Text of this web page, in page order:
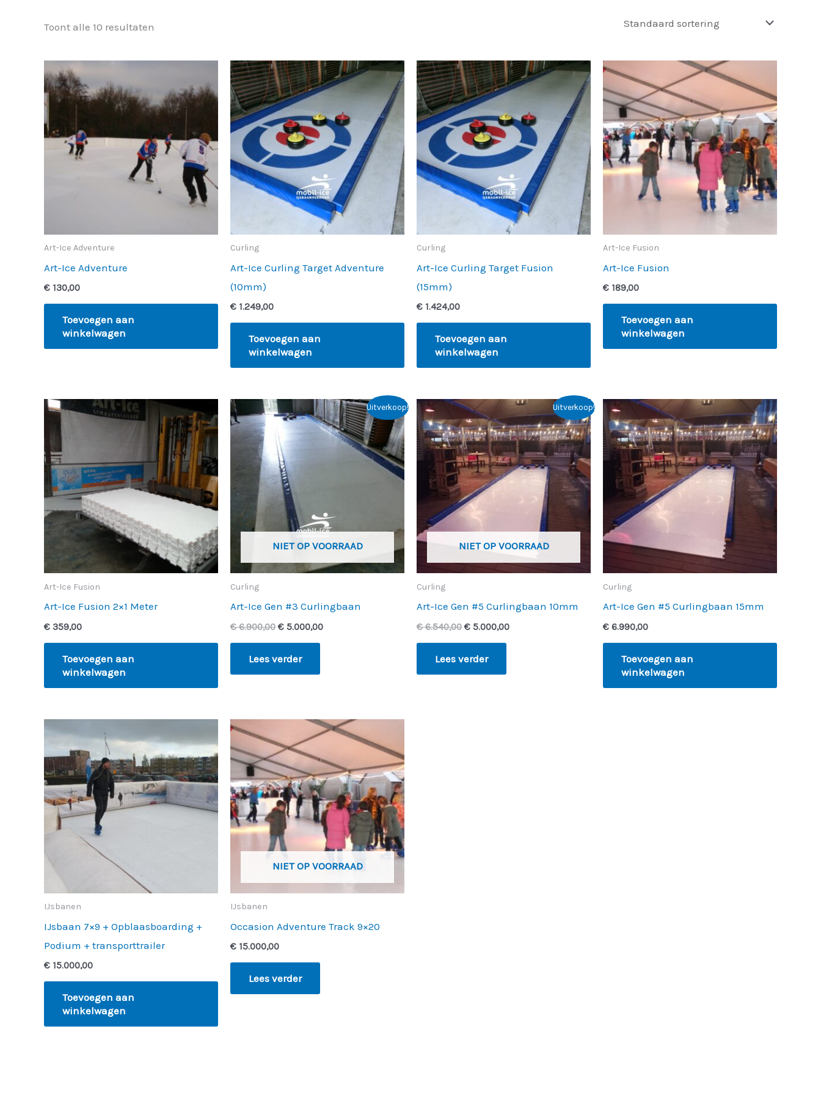
Toont alle 10 resultaten
Art-Ice Adventure
Art-Ice Adventure
€ 130,00
Toevoegen aan
winkelwagen
Curling
Art-Ice Curling Target Adventure
(10mm)
€ 1.249,00
Toevoegen aan
winkelwagen
Curling
Art-Ice Curling Target Fusion
(15mm)
€ 1.424,00
Toevoegen aan
winkelwagen
Art-Ice Fusion
Art-Ice Fusion
€ 189,00
Toevoegen aan
winkelwagen
Art-Ice Fusion
Art-Ice Fusion 2×1 Meter
€ 359,00
Toevoegen aan
winkelwagen
Uitverkoop!
NIET OP VOORRAAD
Curling
Art-Ice Gen #3 Curlingbaan
€6.900,00
Oorspronkelijke
prijs
€ 6.900,00.
€ 5.000,00
Huidige
prijs
is:
€ 5.000,00.
Lees verder
Uitverkoop!
NIET OP VOORRAAD
Curling
Art-Ice Gen #5 Curlingbaan 10mm
€6.540,00
Oorspronkelijke
prijs
was:
€ 6.540,00.
€ 5.000,00
Huidige
prijs
is:
€ 5.000,00.
Lees verder
Curling
Art-Ice Gen #5 Curlingbaan 15mm
€ 6.990,00
Toevoegen aan
winkelwagen
IJsbanen
IJsbaan 7×9 + Opblaasboarding +
Podium + transporttrailer
€ 15.000,00
Toevoegen aan
winkelwagen
NIET OP VOORRAAD
IJsbanen
Occasion Adventure Track 9×20
€ 15.000,00
Lees verder